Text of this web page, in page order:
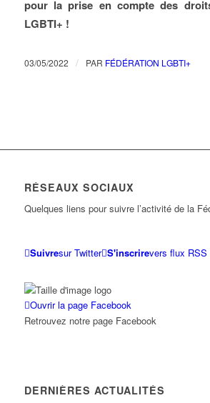
pour la prise en compte des
LGBTI+ !
03/05/2022 / PAR FÉDÉRATION LGBTI+
RÉSEAUX SOCIAUX
Quelques liens pour suivre l’activité de la
Suivresur Twitter S'inscrirevers flux RSS
Ouvrir la page Facebook
Retrouvez notre page Facebook
DERNIÈRES ACTUALITÉS